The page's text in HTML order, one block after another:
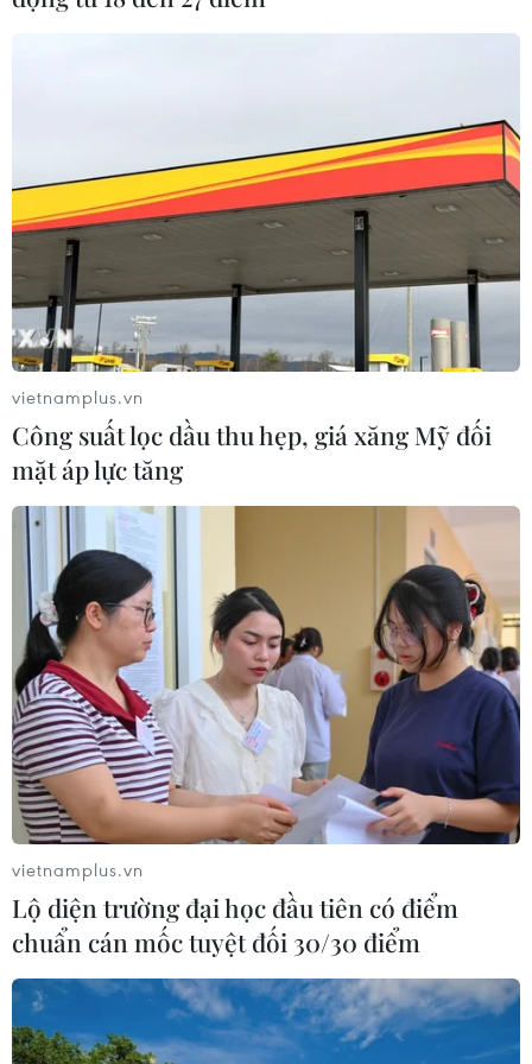
Hà Nội: Lại xảy ra cháy nhà xưởng tại
phường Thanh Liệt
vietnamplus.vn
Công suất lọc dầu thu hẹp, giá xăng Mỹ đối
mặt áp lực tăng
vietnamplus.vn
Lộ diện trường đại học đầu tiên có điểm
chuẩn cán mốc tuyệt đối 30/30 điểm